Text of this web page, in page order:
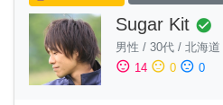
Sugar Kit check_circle
男性 / 30代 / 北海道
sentiment_satisfied 14 sentiment_neutral 0 sentiment_dissatisfied 0